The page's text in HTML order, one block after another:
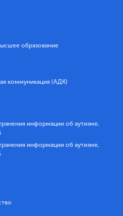
образование
коммуникация (АДК)
информации об аутизме,
информации об аутизме,